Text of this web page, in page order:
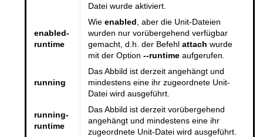
Datei wurde aktiviert.
enabled-
runtime
Wie enabled , aber die Unit-Dateien
wurden nur vorübergehend verfügbar
gemacht, d.h. der Befehl attach wurde
mit der Option --runtimeaufgerufen.
running
Das Abbild ist derzeit angehängt und
mindestens eine ihr zugeordnete Unit-
Datei wird ausgeführt.
running-
runtime
Das Abbild ist derzeit vorübergehend
angehängt und mindestens eine ihr
zugeordnete Unit-Datei wird ausgeführt.